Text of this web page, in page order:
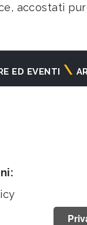
accostati
ED EVENTI